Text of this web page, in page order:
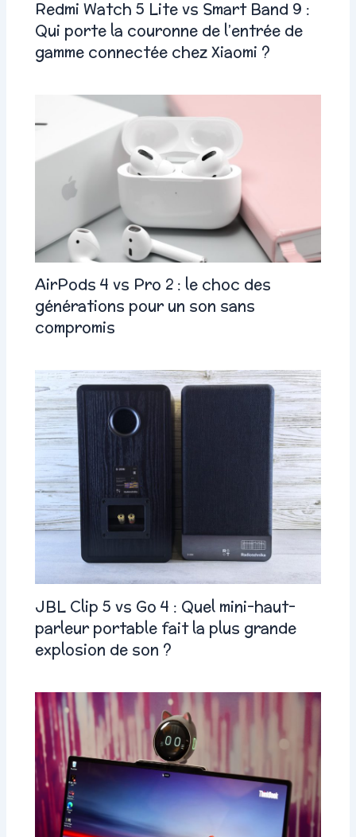
Redmi Watch 5 Lite vs Smart Band 9 :
Qui porte la couronne de l’entrée de
gamme connectée chez Xiaomi ?
AirPods 4 vs Pro 2 : le choc des
générations pour un son sans
compromis
JBL Clip 5 vs Go 4 : Quel mini-haut-
parleur portable fait la plus grande
explosion de son ?